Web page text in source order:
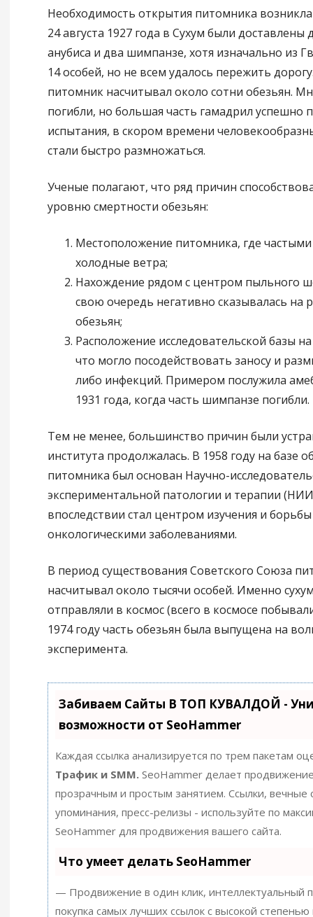
Необходимость открытия питомника возникла
24 августа 1927 года в Сухум были доставлены
анубиса и два шимпанзе, хотя изначально из
14 особей, но не всем удалось пережить
питомник насчитывал около сотни обезьян.
погибли, но большая часть гамадрил успешно
испытания, в скором времени
стали быстро размножаться.
Ученые полагают, что ряд причин
уровню смертности обезьян:
Местоположение питомника, где
холодные ветра;
Нахождение рядом с центром пыльного
свою очередь негативно сказывалась на
обезьян;
Расположение исследовательской базы
что могло посодействовать заносу и
либо инфекций. Примером послужила
1931 года, когда часть шимпанзе погибли.
Тем не менее, большинство причин были
института продолжалась. В 1958 году на базе
питомника был основан Научно-
экспериментальной патологии и терапии
впоследствии стал центром изучения и борьбы
онкологическими заболеваниями.
В период существования Советского Союза
насчитывал около тысячи особей. Именно
отправляли в космос (всего в космосе
1974 году часть обезьян была выпущена на
эксперимента.
Забиваем Сайты В ТОП КУВАЛДОЙ -
возможности от SeoHammer
Каждая ссылка анализируется по трем пакетам
Трафик и SMM.SeoHammer делает
прозрачным и простым занятием. Ссылки, вечные
упоминания, пресс-релизы - используйте по
SeoHammer для продвижения вашего сайта.
Что умеет делать SeoHammer
— Продвижение в один клик, интеллектуальный
покупка самых лучших ссылок с высокой степенью